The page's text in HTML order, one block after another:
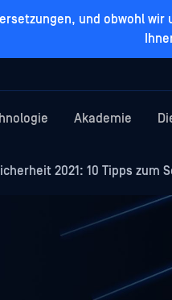
und obwohl
Akademie
2021: 10 Tipps zum